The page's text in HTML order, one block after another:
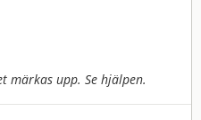
märkas upp. Se hjälpen.